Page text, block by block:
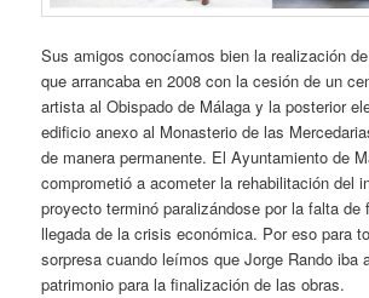
Sus amigos conocíamos bien la realización
que arrancaba en 2008 con la cesión de un
artista al Obispado de Málaga y la posterior
edificio anexo al Monasterio de las
de manera permanente. El Ayuntamiento de
comprometió a acometer la rehabilitación del
proyecto terminó paralizándose por la falta de
llegada de la crisis económica. Por eso para
sorpresa cuando leímos que Jorge Rando iba
patrimonio para la finalización de las obras.